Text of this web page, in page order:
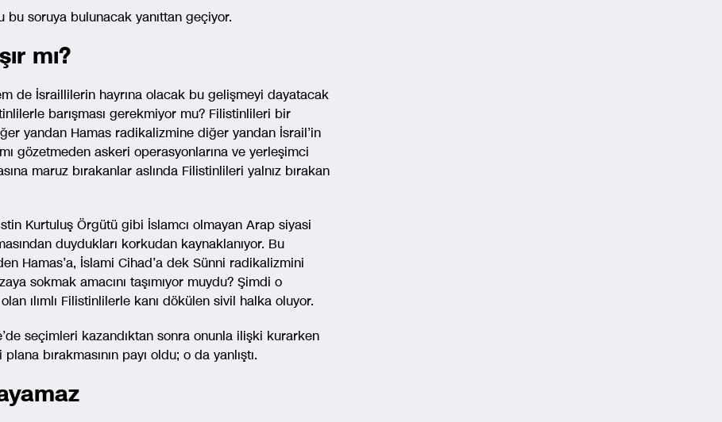
bu soruya bulunacak yanıttan geçiyor.
mı?
de İsraillilerin hayrına olacak bu gelişmeyi dayatacak
barışması gerekmiyor mu? Filistinlileri bir
yandan Hamas radikalizmine diğer yandan İsrail’in
gözetmeden askeri operasyonlarına ve yerleşimci
maruz bırakanlar aslında Filistinlileri yalnız bırakan
Kurtuluş Örgütü gibi İslamcı olmayan Arap siyasi
duydukları korkudan kaynaklanıyor. Bu
Hamas’a, İslami Cihad’a dek Sünni radikalizmini
sokmak amacını taşımıyor muydu? Şimdi o
ılımlı Filistinlilerle kanı dökülen sivil halka oluyor.
seçimleri kazandıktan sonra onunla ilişki kurarken
bırakmasının payı oldu; o da yanlıştı.